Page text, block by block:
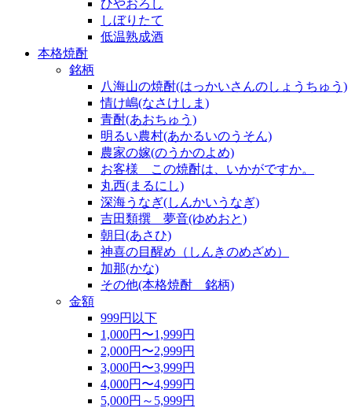
ひやおろし
しぼりたて
低温熟成酒
本格焼酎
銘柄
八海山の焼酎(はっかいさんのしょうちゅう)
情け嶋(なさけしま)
青酎(あおちゅう)
明るい農村(あかるいのうそん)
農家の嫁(のうかのよめ)
お客様 この焼酎は、いかがですか。
丸西(まるにし)
深海うなぎ(しんかいうなぎ)
吉田類撰 夢音(ゆめおと)
朝日(あさひ)
神喜の目醒め（しんきのめざめ）
加那(かな)
その他(本格焼酎 銘柄)
金額
999円以下
1,000円〜1,999円
2,000円〜2,999円
3,000円〜3,999円
4,000円〜4,999円
5,000円～5,999円